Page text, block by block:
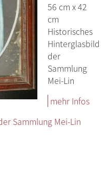
56 cm x 42
cm
Historisches
Hinterglasbild
der
Sammlung
Mei-Lin
mehr Infos
Sammlung Mei-Lin